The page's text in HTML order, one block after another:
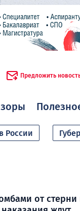
Предложить
России
от стерни